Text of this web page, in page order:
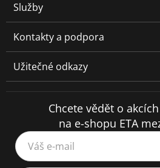
Služby
Kontakty a podpora
Užitečné odkazy
Chcete vědět o
na e-shopu ETA
Váš e-mail